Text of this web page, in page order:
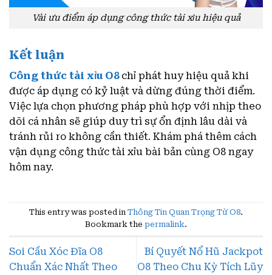
Vài ưu điểm áp dụng công thức tài xỉu hiệu quả
Kết luận
Công thức tài xỉu O8chỉ phát huy hiệu quả khi
được áp dụng có kỷ luật và dừng đúng thời điểm.
Việc lựa chọn phương pháp phù hợp với nhịp theo
dõi cá nhân sẽ giúp duy trì sự ổn định lâu dài và
tránh rủi ro không cần thiết. Khám phá thêm cách
vận dụng công thức tài xỉu bài bản cùng O8 ngay
hôm nay.
This entry was posted in Thông Tin Quan Trọng Từ O8.
Bookmark the permalink.
Soi Cầu Xóc Đĩa O8
Chuẩn Xác Nhất Theo
Bí Quyết Nổ Hũ Jackpot
O8 Theo Chu Kỳ Tích Lũy